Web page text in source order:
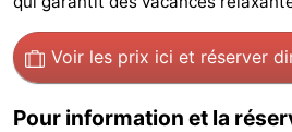
Monuments
-
Moulins
Voir les prix ici et réserver
Pour information et la